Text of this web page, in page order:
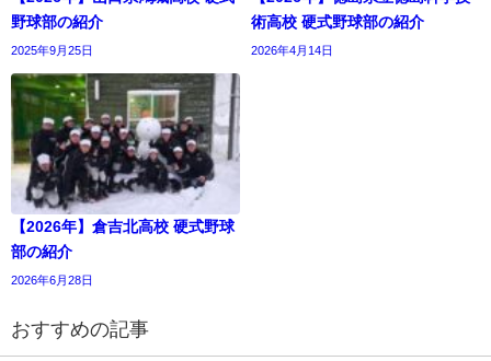
野球部の紹介
2025年9月25日
術高校 硬式野球部の紹介
2026年4月14日
【2026年】倉吉北高校 硬式野球
部の紹介
2026年6月28日
おすすめの記事